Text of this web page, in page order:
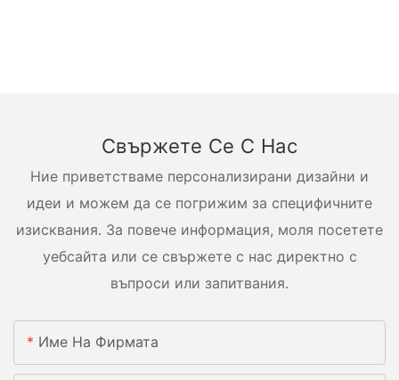
Свържете Се С Нас
Ние приветстваме персонализирани дизайни и
идеи и можем да се погрижим за специфичните
изисквания. За повече информация, моля посетете
уебсайта или се свържете с нас директно с
въпроси или запитвания.
Име На Фирмата